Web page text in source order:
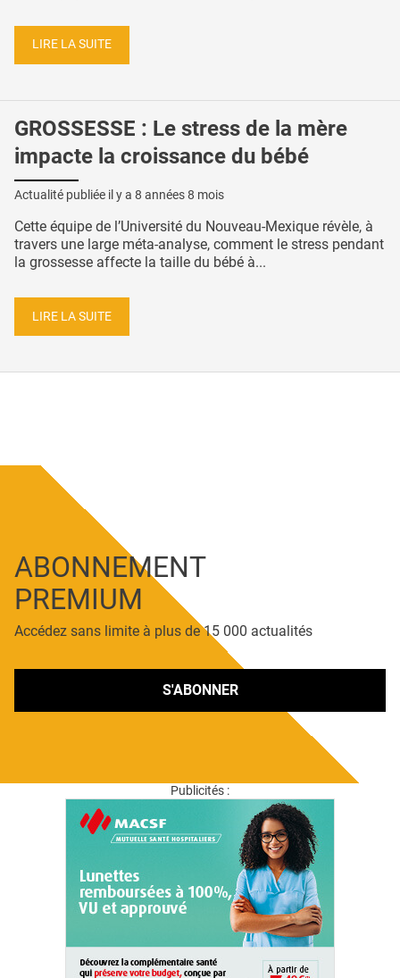
LIRE LA SUITE
GROSSESSE : Le stress de la mère
impacte la croissance du bébé
Actualité publiée il y a 8 années 8 mois
Cette équipe de l’Université du Nouveau-Mexique révèle, à
travers une large méta-analyse, comment le stress pendant
la grossesse affecte la taille du bébé à...
LIRE LA SUITE
ABONNEMENT
PREMIUM
Accédez sans limite à plus de 15 000 actualités
S'ABONNER
Publicités :